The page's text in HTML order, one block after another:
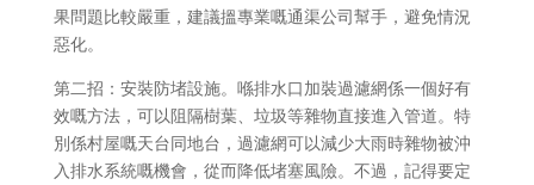
果問題比較嚴重，建議搵專業嘅通渠公司幫手，避免情況
惡化。
第二招：安裝防堵設施。喺排水口加裝過濾網係一個好有
效嘅方法，可以阻隔樹葉、垃圾等雜物直接進入管道。特
別係村屋嘅天台同地台，過濾網可以減少大雨時雜物被沖
入排水系統嘅機會，從而降低堵塞風險。不過，記得要定